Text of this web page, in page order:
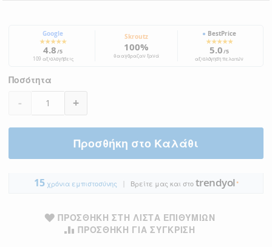
Google
★★★★★
4.8/5
109 αξιολογήσεις
Skroutz
100%
θα αγόραζαν ξανά
● BestPrice
★★★★★
5.0/5
αξιολόγηση πελατών
Ποσότητα
- +
Προσθήκη στο Καλάθι
15χρόνια εμπιστοσύνης | Βρείτε μας και στο trendyol ●
ΠΡΟΣΘΉΚΗ ΣΤΗ ΛΊΣΤΑ ΕΠΙΘΥΜΙΏΝ
ΠΡΟΣΘΉΚΗ ΓΙΑ ΣΎΓΚΡΙΣΗ